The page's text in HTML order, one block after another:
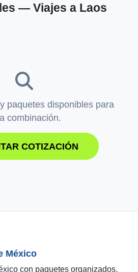
— Viajes a Laos
paquetes disponibles para
combinación.
COTIZACIÓN
México
con paquetes organizados,